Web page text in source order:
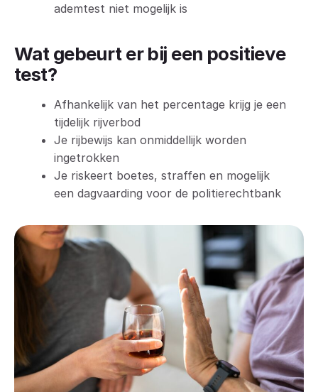
ademtest niet mogelijk is
Wat gebeurt er bij een positieve
test?
Afhankelijk van het percentage krijg je een
tijdelijk rijverbod
Je rijbewijs kan onmiddellijk worden
ingetrokken
Je riskeert boetes, straffen en mogelijk
een dagvaarding voor de politierechtbank